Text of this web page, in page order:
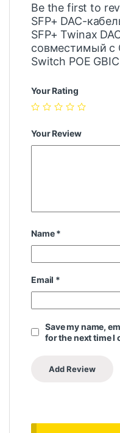
Be the first to
SFP+ DAC-
SFP+ Twinax
совместимый с
Switch POE
Your Rating
Your Review
Name*
Email *
Save my name,
for the next time I